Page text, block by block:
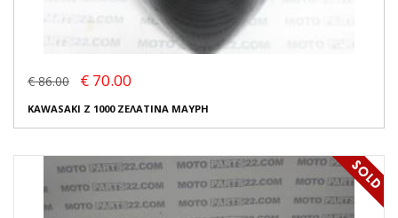
€ 86.00 € 70.00
KAWASAKI Z 1000 ΖΕΛΑΤΙΝΑ ΜΑΥΡΗ